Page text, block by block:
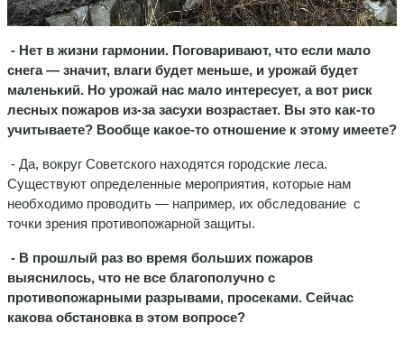
- Нет в жизни гармонии. Поговаривают, что если мало
снега — значит, влаги будет меньше, и урожай будет
маленький. Но урожай нас мало интересует, а вот риск
лесных пожаров из-за засухи возрастает. Вы это как-то
учитываете? Вообще какое-то отношение к этому имеете?
- Да, вокруг Советского находятся городские леса.
Существуют определенные мероприятия, которые нам
необходимо проводить — например, их обследование с
точки зрения противопожарной защиты.
- В прошлый раз во время больших пожаров
выяснилось, что не все благополучно с
противопожарными разрывами, просеками. Сейчас
какова обстановка в этом вопросе?